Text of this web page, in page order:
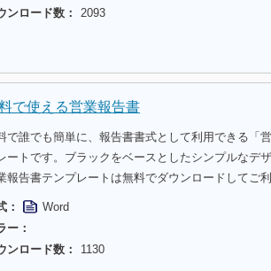
ンロード数：
2093
で使える営業報告書
で誰でも簡単に、報告書書式として利用できる「
ートです。ブラックをベースとしたシンプルなデ
報告書テンプレートは無料でダウンロードしてご利
：
Word
ー：
ンロード数：
1130